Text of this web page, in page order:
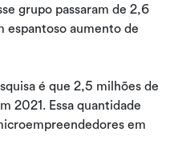
grupo passaram de 2,6
espantoso aumento de
é que 2,5 milhões de
2021. Essa quantidade
em